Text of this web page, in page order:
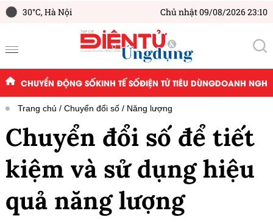
30°C,Hà Nội Chủ nhật 09/08/2026 23:10
CHUYỂN ĐỘNG SỐKINH TẾ SỐĐIỆN TỬ TIÊU DÙNGDOANH
Trang chủ Chuyển đổi số Năng lượng
Chuyển đổi số để tiết
kiệm và sử dụng hiệu
quả năng lượng